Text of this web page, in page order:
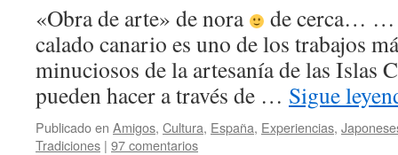
«Obra de arte» de nora
de cerca… …
calado canario es uno de los trabajos
minuciosos de la artesanía de las Islas
pueden hacer a través de … Sigue
Publicado en Amigos, Cultura, España, Experiencias,
Tradiciones | 97 comentarios